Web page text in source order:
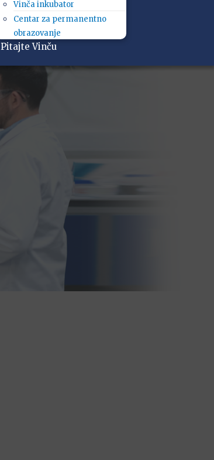
Vinča inkubator
Centar za permanentno
obrazovanje
Pitajte Vinču